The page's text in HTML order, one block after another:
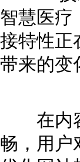
智慧医疗
接特性正
带来的变
在内容
畅，用户